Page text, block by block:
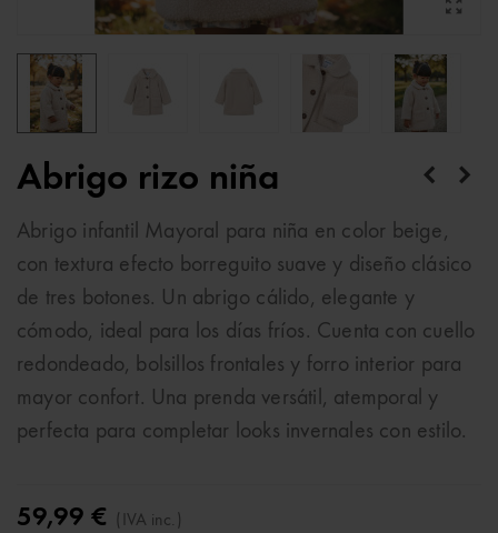
Abrigo rizo niña
Abrigo infantil Mayoral para niña en color beige,
con textura efecto borreguito suave y diseño clásico
de tres botones. Un abrigo cálido, elegante y
cómodo, ideal para los días fríos. Cuenta con cuello
redondeado, bolsillos frontales y forro interior para
mayor confort. Una prenda versátil, atemporal y
perfecta para completar looks invernales con estilo.
59,99 € (IVA inc.)